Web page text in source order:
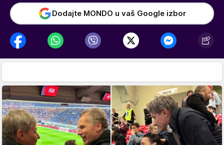
Dodajte MONDO u vaš Google izbor